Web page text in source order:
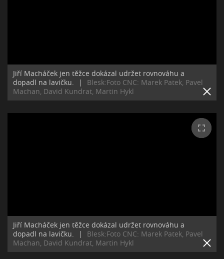
Jiří Macháček jen těžce dokázal udržet rovnováhu a
dopadl na lavičku.
|
Blesk:Foto CNC: Marek Patek, Pavel
Machan, David Kundrat, Martin Hykl
Jiří Macháček jen těžce dokázal udržet rovnováhu a
dopadl na lavičku.
|
Blesk:Foto CNC: Marek Patek, Pavel
Machan, David Kundrat, Martin Hykl